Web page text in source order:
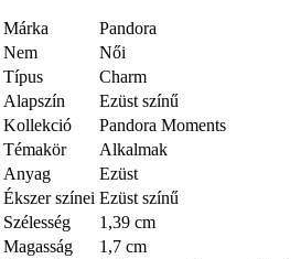
Márka
Pandora
Nem
Női
Típus
Charm
Alapszín
Ezüst színű
Kollekció
Pandora Moments
Témakör
Alkalmak
Anyag
Ezüst
Ékszer színei Ezüst színű
Szélesség
1,39 cm
Magasság
1,7 cm